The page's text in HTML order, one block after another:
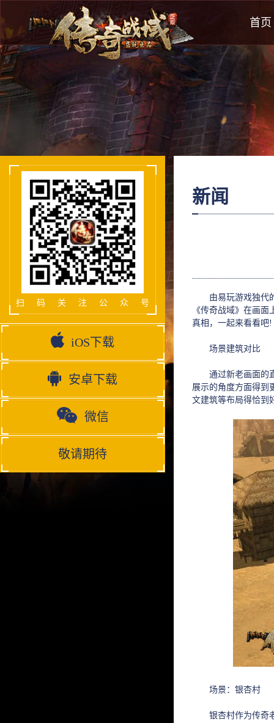
首页
扫码关注公众号
iOS下载
安卓下载
微信
敬请期待
新闻
由易玩游戏独代的
《传奇战域》在画
真相，一起来看看吧!
场景建筑对比
通过新老画面的直
展示的角度方面得到
文建筑等布局得恰到
场景：银杏村
银杏村作为传奇老